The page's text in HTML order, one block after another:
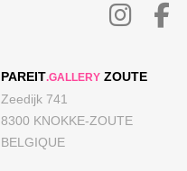
PAREIT.GALLERY ZOUTE
Zeedijk 741
8300 KNOKKE-ZOUTE
BELGIQUE